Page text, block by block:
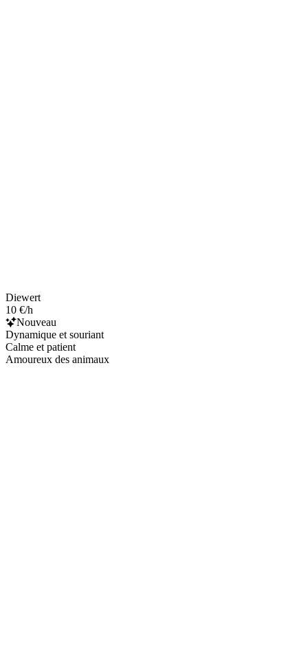
Diewert
10 €/h
Nouveau
Dynamique et souriant
Calme et patient
Amoureux des animaux